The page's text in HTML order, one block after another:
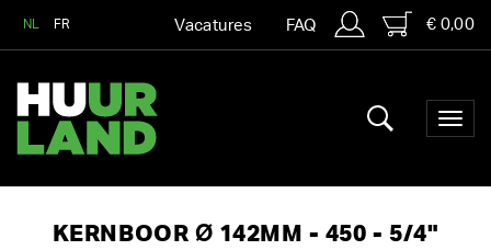
NL FR Vacatures FAQ € 0,00
KERNBOOR Ø 142MM - 450 - 5/4"